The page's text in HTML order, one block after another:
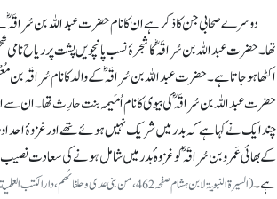
دوسرے صحابی جن کا ذکرہے ان کا نام حضرت عبداللہ بن سُراقَہؓ
تھا۔ حضرت عبداللہ بن سُراقَہؓ کا شجرۂ نسب پانچویں پشت پر ریاح
اکٹھا ہو جاتا ہے۔ حضرت عبداللہ بن سُراقَہؓ کے والد کا نام سُراقَہ بن
حضرت عبداللہ بن سُراقَہؓ کی بیوی کا نام اُمَیمہ بنت حارِث تھا۔ ان سے
چند ایک نے کہا ہے کہ بدر میں شریک نہیں ہوئے تھے اور غزوۂ
کے بھائی عَمرو بن سُراقَہؓ کو غزوہ ٔبدر میں شامل ہونے کی سعادت نصیب
ہے۔